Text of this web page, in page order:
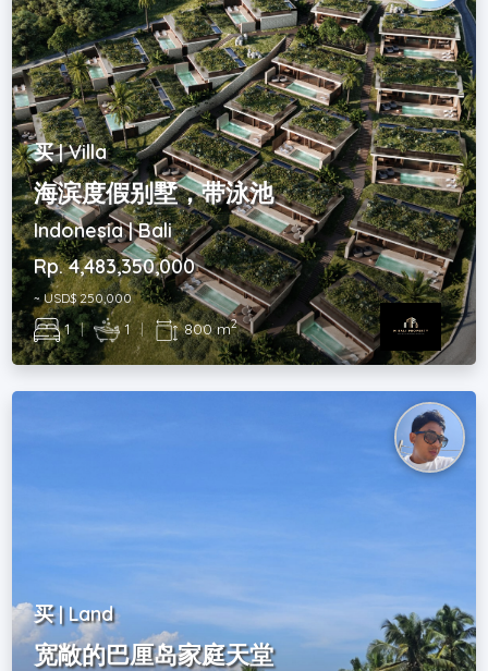
买 | Villa
海滨度假别墅，带泳池
Indonesia | Bali
Rp. 4,483,350,000
~ USD$ 250,000
1 | 1 | 800 m2
买 | Land
宽敞的巴厘岛家庭天堂